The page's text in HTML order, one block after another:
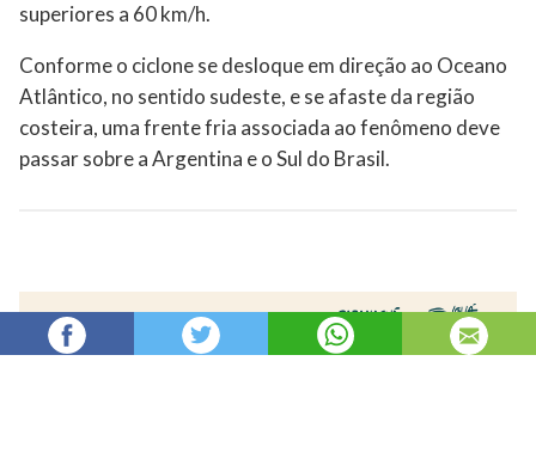
superiores a 60 km/h.
Conforme o ciclone se desloque em direção ao Oceano
Atlântico, no sentido sudeste, e se afaste da região
costeira, uma frente fria associada ao fenômeno deve
passar sobre a Argentina e o Sul do Brasil.